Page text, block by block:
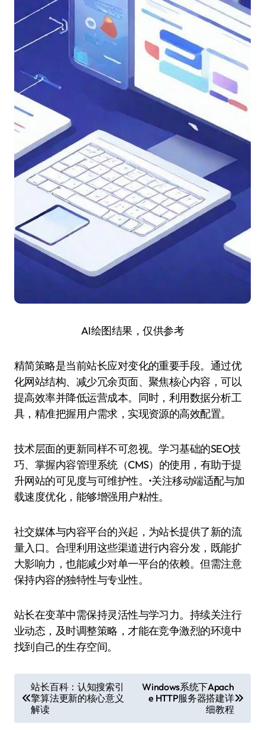
AI绘图结果，仅供参考
精简策略是当前站长应对变化的重要手段。通过优
化网站结构、减少冗余页面、聚焦核心内容，可以
提高效率并降低运营成本。同时，利用数据分析工
具，精准把握用户需求，实现资源的高效配置。
技术层面的更新同样不可忽视。学习基础的SEO技
巧、掌握内容管理系统（CMS）的使用，有助于提
升网站的可见度与可维护性。•关注移动端适配与加
载速度优化，能够增强用户粘性。
社交媒体与内容平台的兴起，为站长提供了新的流
量入口。合理利用这些渠道进行内容分发，既能扩
大影响力，也能减少对单一平台的依赖。但需注意
保持内容的独特性与专业性。
站长在变革中需保持灵活性与学习力。持续关注行
业动态，及时调整策略，才能在竞争激烈的环境中
找到自己的生存空间。
章
导
站长百科：认知搜索引
擎算法更新的核心意义
解读
Windows系统下Apach
e HTTP服务器搭建详
细教程